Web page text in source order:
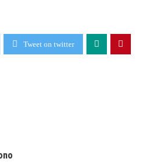
Tweet on twitter